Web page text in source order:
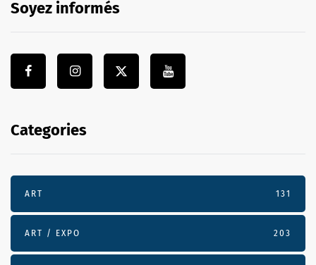
Soyez informés
Categories
ART 131
ART / EXPO 203